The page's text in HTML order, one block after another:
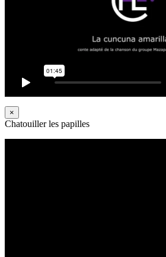
×
Chatouiller les papilles